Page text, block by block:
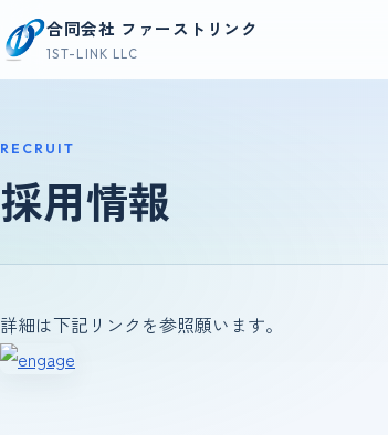
コンテンツへスキップ
合同会社 ファーストリンク
1ST-LINK LLC
RECRUIT
採用情報
詳細は下記リンクを参照願います。